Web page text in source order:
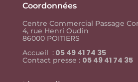
Coordonnées
Centre Commercial Passage
4, rue Henri Oudin
86000 POITIERS
Accueil : 05 49 41 74 35
Contact presse : 05 49 41 74 35